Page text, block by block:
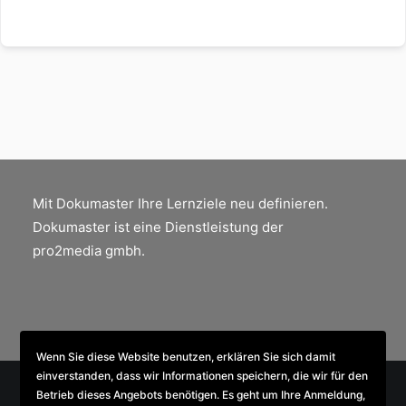
Mit Dokumaster Ihre Lernziele neu definieren.
Dokumaster ist eine Dienstleistung der
pro2media gmbh.
Wenn Sie diese Website benutzen, erklären Sie sich damit
einverstanden, dass wir Informationen speichern, die wir für den
Betrieb dieses Angebots benötigen. Es geht um Ihre Anmeldung,